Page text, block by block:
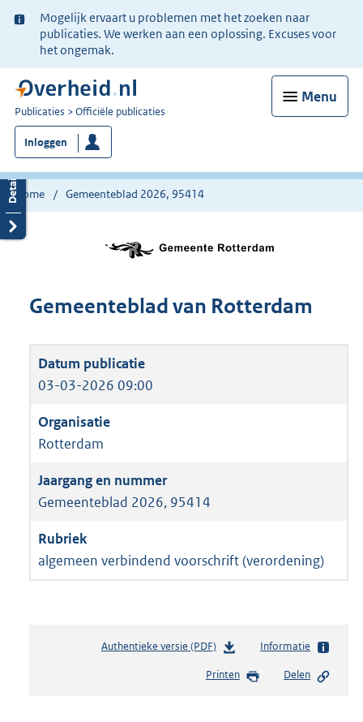
Ter
informatie:
Mogelijk ervaart u problemen met het zoeken naar
publicaties. We werken aan een oplossing. Excuses voor
het ongemak.
Menu
U
bent
nu
hier:
Publicaties Officiële publicaties
Inloggen
Home Gemeenteblad 2026, 95414
Gemeenteblad van Rotterdam
03-03-2026 09:00
Rotterdam
Gemeenteblad 2026, 95414
algemeen verbindend voorschrift (verordening)
Authentieke versie (PDF)b
s
Informatie
Printen Delen